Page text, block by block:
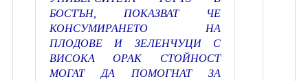
БОСТЪН, ПОКАЗВАТ ЧЕ
КОНСУМИРАНЕТО НА
ПЛОДОВЕ И ЗЕЛЕНЧУЦИ С
ВИСОКА ОРАК СТОЙНОСТ
МОГАТ ДА ПОМОГНАТ ЗА